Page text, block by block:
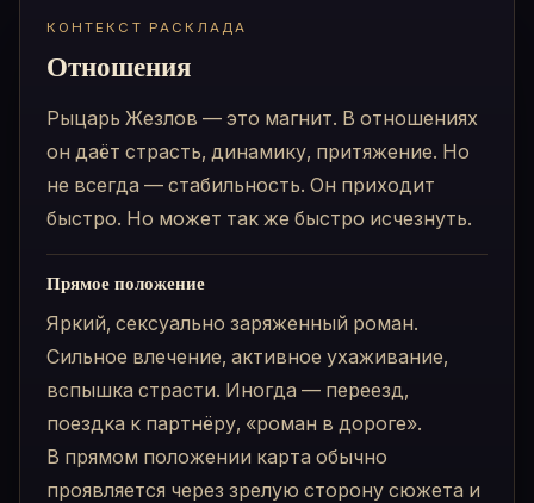
КОНТЕКСТ РАСКЛАДА
Отношения
Рыцарь Жезлов — это магнит. В отношениях
он даёт страсть, динамику, притяжение. Но
не всегда — стабильность. Он приходит
быстро. Но может так же быстро исчезнуть.
Прямое положение
Яркий, сексуально заряженный роман.
Сильное влечение, активное ухаживание,
вспышка страсти. Иногда — переезд,
поездка к партнёру, «роман в дороге».
В прямом положении карта обычно
проявляется через зрелую сторону сюжета и